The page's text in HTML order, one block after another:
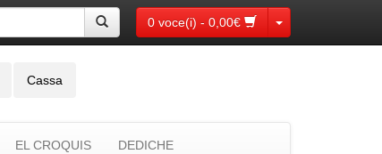
0 voce(i) - 0,00€ Toggle Dropdown
Cassa
EL CROQUIS DEDICHE